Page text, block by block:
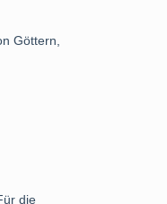
Göttern,
die